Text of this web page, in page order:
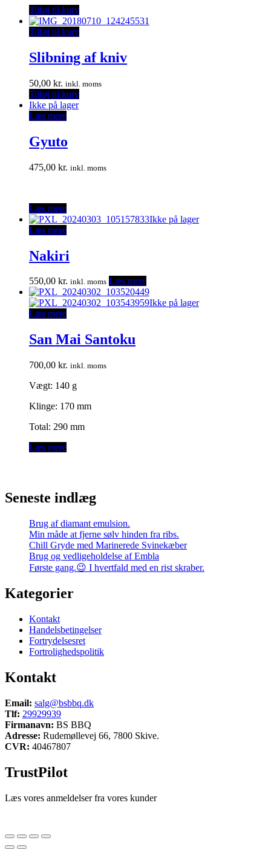
Tilføj til kurv
Tilføj til kurv
Slibning af kniv
50,00 kr. inkl. moms
Tilføj til kurv
Ikke på lager
Læs mere
Gyuto
475,00 kr. inkl. moms
Læs mere
Ikke på lager
Læs mere
Nakiri
550,00 kr. inkl. moms Læs mere
Ikke på lager
Læs mere
San Mai Santoku
700,00 kr. inkl. moms
Vægt: 140 g
Klinge: 170 mm
Total: 290 mm
Læs mere
Seneste indlæg
Brug af diamant emulsion.
Min måde at fjerne sølv hinden fra ribs.
Chill Gryde med Marinerede Svinekæber
Brug og vedligeholdelse af Embla
Første gang.😉 I hvertfald med en rist skraber.
Kategorier
Kontakt
Handelsbetingelser
Fortrydelsesret
Fortrolighedspolitik
Kontakt
Email: salg@bsbbq.dk
Tlf: 29929939
Firmanavn: BS BBQ
Adresse: Rudemøllevej 66, 7800 Skive.
CVR: 40467807
TrustPilot
Læs vores anmeldelser fra vores kunder